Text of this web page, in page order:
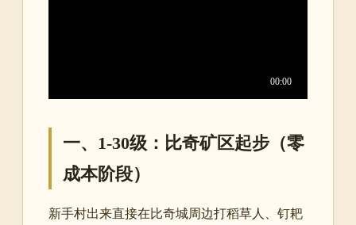
一、1-30级：比奇矿区起步（零
成本阶段）
新手村出来直接在比奇城周边打稻草人、钉耙